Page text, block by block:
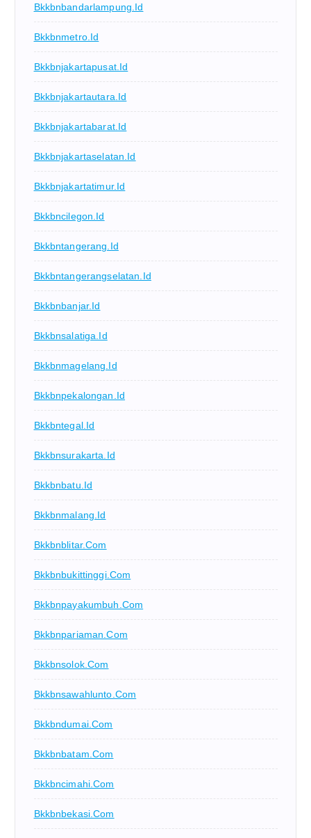
Bkkbnbandarlampung.id
Bkkbnmetro.id
Bkkbnjakartapusat.id
Bkkbnjakartautara.id
Bkkbnjakartabarat.id
Bkkbnjakartaselatan.id
Bkkbnjakartatimur.id
Bkkbncilegon.id
Bkkbntangerang.id
Bkkbntangerangselatan.id
Bkkbnbanjar.id
Bkkbnsalatiga.id
Bkkbnmagelang.id
Bkkbnpekalongan.id
Bkkbntegal.id
Bkkbnsurakarta.id
Bkkbnbatu.id
Bkkbnmalang.id
Bkkbnblitar.com
Bkkbnbukittinggi.com
Bkkbnpayakumbuh.com
Bkkbnpariaman.com
Bkkbnsolok.com
Bkkbnsawahlunto.com
Bkkbndumai.com
Bkkbnbatam.com
Bkkbncimahi.com
Bkkbnbekasi.com